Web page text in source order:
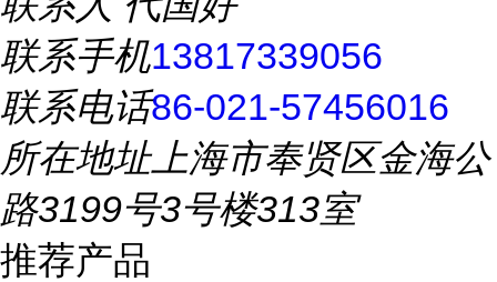
联系手机13817339056
联系电话86-021-57456016
所在地址上海市奉贤区金海公
路3199号3号楼313室
推荐产品